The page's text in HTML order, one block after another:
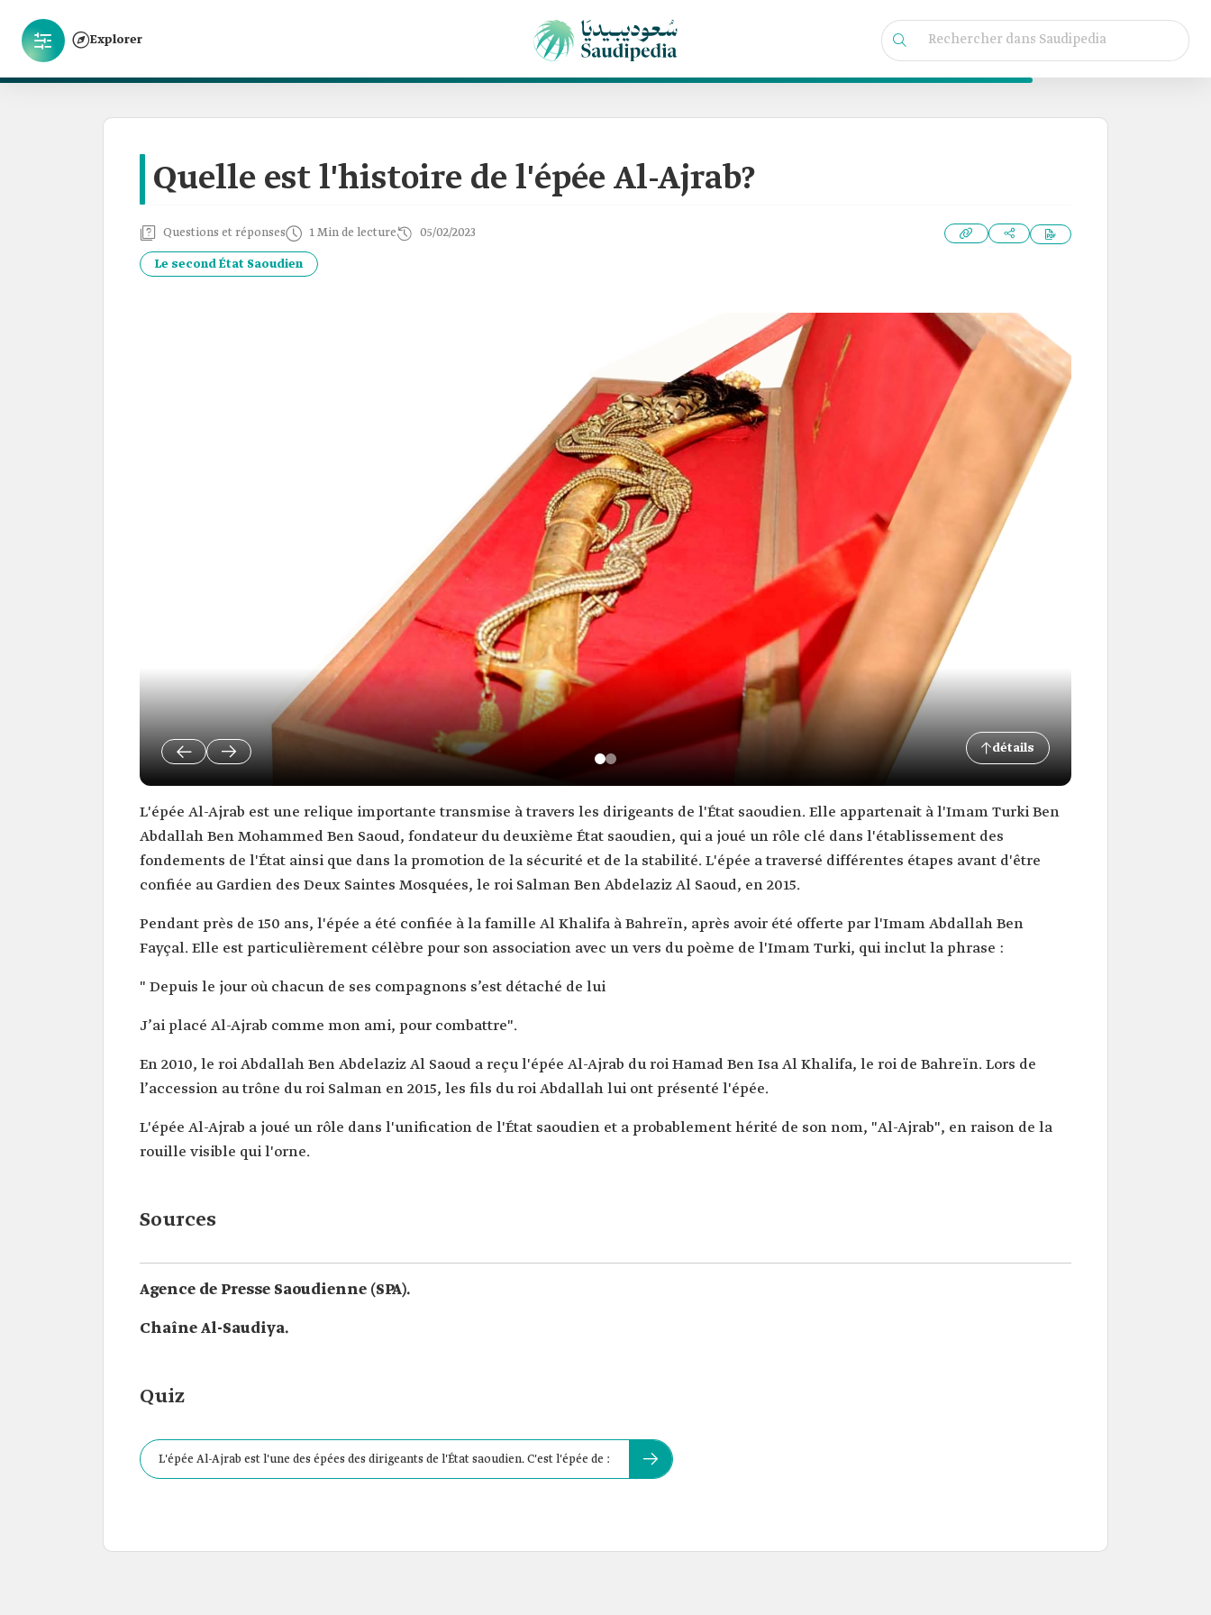
Explorer
Quelle est l'histoire de l'épée Al-Ajrab?
Questions et réponses 1 Min de lecture 05/02/2023
Le second État Saoudien
détails
L'épée Al-Ajrab est une relique importante transmise à travers les dirigeants de l'État saoudien. Elle appartenait à l'Imam Turki Ben
Abdallah Ben Mohammed Ben Saoud, fondateur du deuxième État saoudien, qui a joué un rôle clé dans l'établissement des
fondements de l'État ainsi que dans la promotion de la sécurité et de la stabilité. L'épée a traversé différentes étapes avant d'être
confiée au Gardien des Deux Saintes Mosquées, le roi Salman Ben Abdelaziz Al Saoud, en 2015.
Pendant près de 150 ans, l'épée a été confiée à la famille Al Khalifa à Bahreïn, après avoir été offerte par l'Imam Abdallah Ben
Fayçal. Elle est particulièrement célèbre pour son association avec un vers du poème de l'Imam Turki, qui inclut la phrase :
" Depuis le jour où chacun de ses compagnons s’est détaché de lui
J’ai placé Al-Ajrab comme mon ami, pour combattre".
En 2010, le roi Abdallah Ben Abdelaziz Al Saoud a reçu l'épée Al-Ajrab du roi Hamad Ben Isa Al Khalifa, le roi de Bahreïn. Lors de
l’accession au trône du roi Salman en 2015, les fils du roi Abdallah lui ont présenté l'épée.
L'épée Al-Ajrab a joué un rôle dans l'unification de l'État saoudien et a probablement hérité de son nom, "Al-Ajrab", en raison de la
rouille visible qui l'orne.
Sources
Agence de Presse Saoudienne (SPA).
Chaîne Al-Saudiya.
Quiz
L'épée Al-Ajrab est l'une des épées des dirigeants de l'État saoudien. C'est l'épée de :